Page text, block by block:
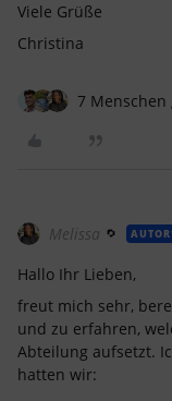
Viele Grüße
Christina
7
Melissa
Hallo Ihr Lieben,
freut mich sehr,
und zu erfahren,
Abteilung aufsetzt.
hatten wir: